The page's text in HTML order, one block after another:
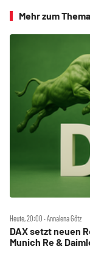
Mehr zum Thema
Heute, 20:00 ‧ Annalena Götz
DAX setzt neuen
Munich Re &